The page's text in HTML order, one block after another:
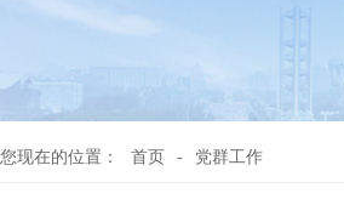
您现在的位置： 首页 - 党群工作